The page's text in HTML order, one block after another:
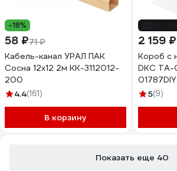
-18%
58 ₽71 ₽
Кабель-канал УРАЛ ПАК
Сосна 12х12 2м КК-3112012-
200
4.4(161)
В корзину
2 159 ₽
Короб с
DKC ТА-
01787DIY
5(9)
Показать еще 40